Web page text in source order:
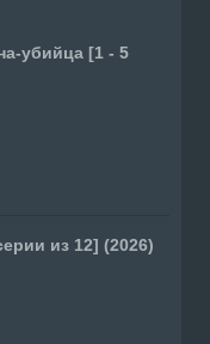
убийца [1 - 5
из 12] (2026)